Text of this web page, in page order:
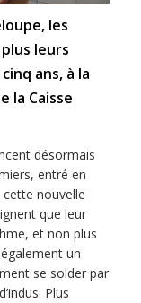
les
leurs
ans, à la
la Caisse
désormais
entré en
cette nouvelle
que leur
et non plus
un
se solder par
Plus